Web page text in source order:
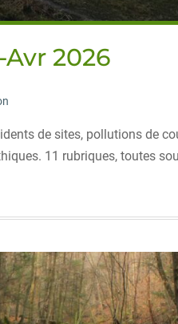
2026
de sites, pollutions de
11 rubriques, toutes